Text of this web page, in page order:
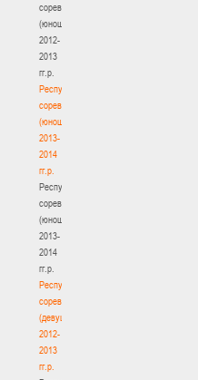
соревнования
(юноши)
2012-
2013
гг.р.
Республиканские
соревнования
(юноши)
2013-
2014
гг.р.
Республиканские
соревнования
(юноши)
2013-
2014
гг.р.
Республиканские
соревнования
(девушки)
2012-
2013
гг.р.